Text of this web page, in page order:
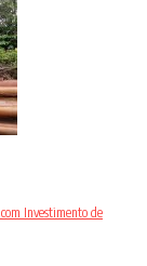
Investimento de